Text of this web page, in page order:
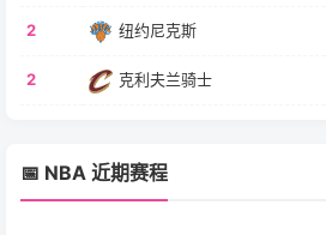
2 纽约尼克斯
2 克利夫兰骑士
📅 NBA 近期赛程